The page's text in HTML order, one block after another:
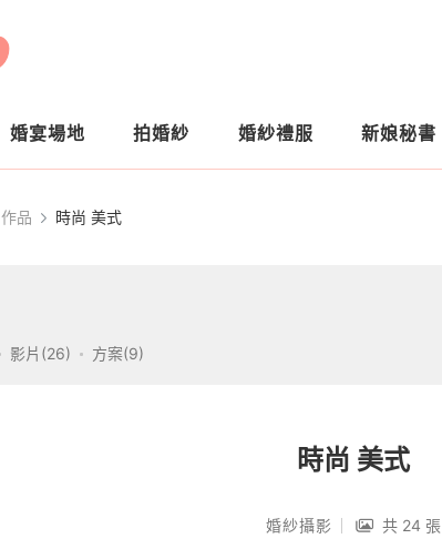
婚宴場地 拍婚紗 婚紗禮服 新娘秘書
作品 時尚 美式
影片(26) 方案(9)
時尚 美式
婚紗攝影 共 24 張